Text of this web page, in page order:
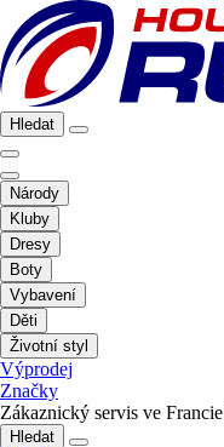
Hledat
Národy
Kluby
Dresy
Boty
Vybavení
Děti
Životní styl
Výprodej
Značky
Zákaznický servis ve Francie
Hledat